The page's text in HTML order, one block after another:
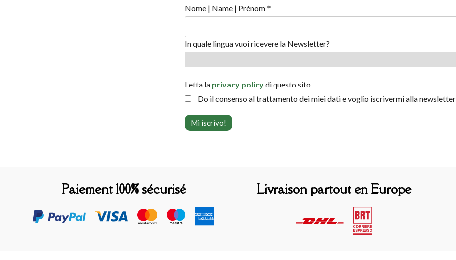
Nome | Name | Prénom *
In quale lingua vuoi ricevere la Newsletter?
Letta la privacy policydi questo sito
Do il consenso al trattamento dei miei dati e voglio iscrivermi alla newsletter
Paiement 100% sécurisé Livraison partout en Europe